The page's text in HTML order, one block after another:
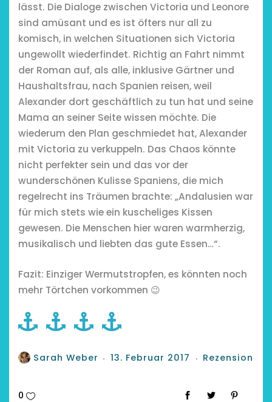
Hofcafés am
Niederrhein
2. Mai 2026
lässt. Die Dialoge zwischen Victoria und Leonore
sind amüsant und es ist öfters nur all zu
komisch, in welchen Situationen sich Victoria
ungewollt wiederfindet. Richtig an Fahrt nimmt
der Roman auf, als alle, inklusive Gärtner und
Haushaltsfrau, nach Spanien reisen, weil
Alexander dort geschäftlich zu tun hat und seine
Mama an seiner Seite wissen möchte. Die
wiederum den Plan geschmiedet hat, Alexander
mit Victoria zu verkuppeln. Das Chaos könnte
nicht perfekter sein und das vor der
wunderschönen Kulisse Spaniens, die mich
regelrecht ins Träumen brachte: „Andalusien war
für mich stets wie ein kuscheliges Kissen
gewesen. Die Menschen hier waren warmherzig,
musikalisch und liebten das gute Essen…“.
Fazit: Einziger Wermutstropfen, es könnten noch
mehr Törtchen vorkommen 😉
Sarah Weber 13. Februar 2017 Rezension
0